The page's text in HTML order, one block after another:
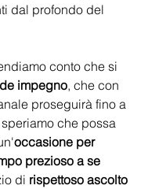
dal profondo del
conto che si
impegno, che con
proseguirà fino a
che possa
occasione per
prezioso a se
di rispettoso ascolto